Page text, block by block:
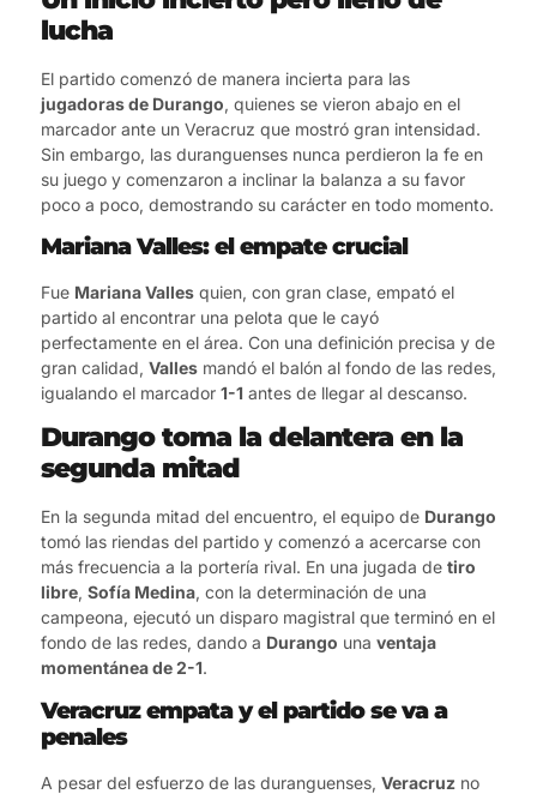
lucha
El partido comenzó de manera incierta para las
jugadoras de Durango, quienes se vieron abajo en el
marcador ante un Veracruz que mostró gran intensidad.
Sin embargo, las duranguenses nunca perdieron la fe en
su juego y comenzaron a inclinar la balanza a su favor
poco a poco, demostrando su carácter en todo momento.
Mariana Valles: el empate crucial
Fue Mariana Valles quien, con gran clase, empató el
partido al encontrar una pelota que le cayó
perfectamente en el área. Con una definición precisa y de
gran calidad, Valles mandó el balón al fondo de las redes,
igualando el marcador 1-1 antes de llegar al descanso.
Durango toma la delantera en la
segunda mitad
En la segunda mitad del encuentro, el equipo de Durango
tomó las riendas del partido y comenzó a acercarse con
más frecuencia a la portería rival. En una jugada de tiro
libre, Sofía Medina, con la determinación de una
campeona, ejecutó un disparo magistral que terminó en el
fondo de las redes, dando a Durango una ventaja
momentánea de 2-1.
Veracruz empata y el partido se va a
penales
A pesar del esfuerzo de las duranguenses, Veracruz no